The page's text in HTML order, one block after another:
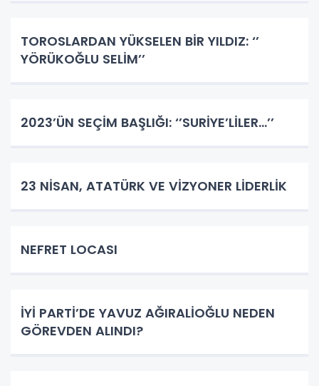
TOROSLARDAN YÜKSELEN BİR YILDIZ: ‘’
YÖRÜKOĞLU SELİM’’
2023’ÜN SEÇİM BAŞLIĞI: ‘’SURİYE’LİLER…’’
23 NİSAN, ATATÜRK VE VİZYONER LİDERLİK
NEFRET LOCASI
İYİ PARTİ’DE YAVUZ AĞIRALİOĞLU NEDEN
GÖREVDEN ALINDI?